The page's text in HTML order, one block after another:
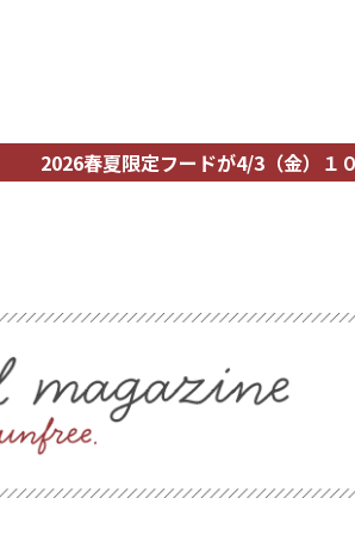
2026春夏限定フードが4/3（金）１